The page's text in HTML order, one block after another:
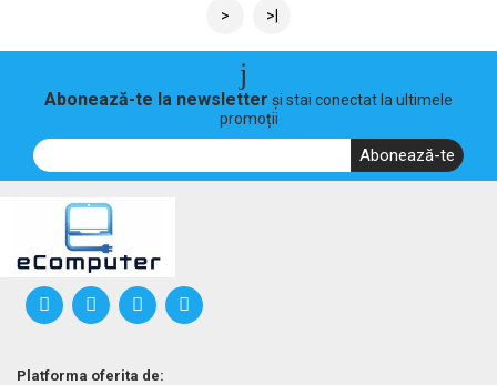
> >|
Abonează-te la newsletter și stai conectat la ultimele
promoții
Abonează-te
Platforma oferita de: